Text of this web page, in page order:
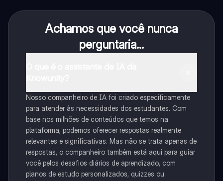
Achamos que você nunca
perguntaria...
Nosso companheiro de IA foi criado especificamente
para atender às necessidades dos estudantes. Com
base nos milhões de conteúdos que temos na
plataforma, podemos oferecer respostas realmente
relevantes e significativas. Mas não se trata apenas de
respostas, o companheiro também está aqui para guiar
você pelos desafios diários de aprendizado, com
planos de estudo personalizados, quizzes ou